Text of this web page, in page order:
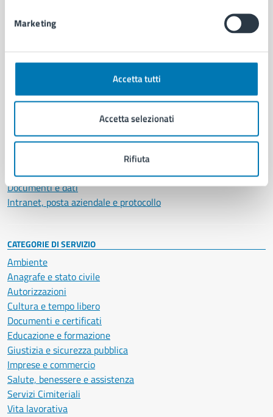
Marketing
Accetta tutti
Accetta selezionati
Rifiuta
Comune di Napoli
AMMINISTRAZIONE
Organi di governo
Enti e fondazioni
Personale amministrativo
Documenti e dati
Intranet, posta aziendale e protocollo
CATEGORIE DI SERVIZIO
Ambiente
Anagrafe e stato civile
Autorizzazioni
Cultura e tempo libero
Documenti e certificati
Educazione e formazione
Giustizia e sicurezza pubblica
Imprese e commercio
Salute, benessere e assistenza
Servizi Cimiteriali
Vita lavorativa